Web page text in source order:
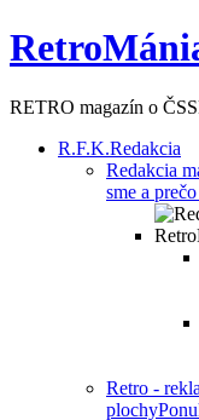
RETRO magazín o
R.F.K.Redakcia
Redakcia
sme a
Retro -
plochy